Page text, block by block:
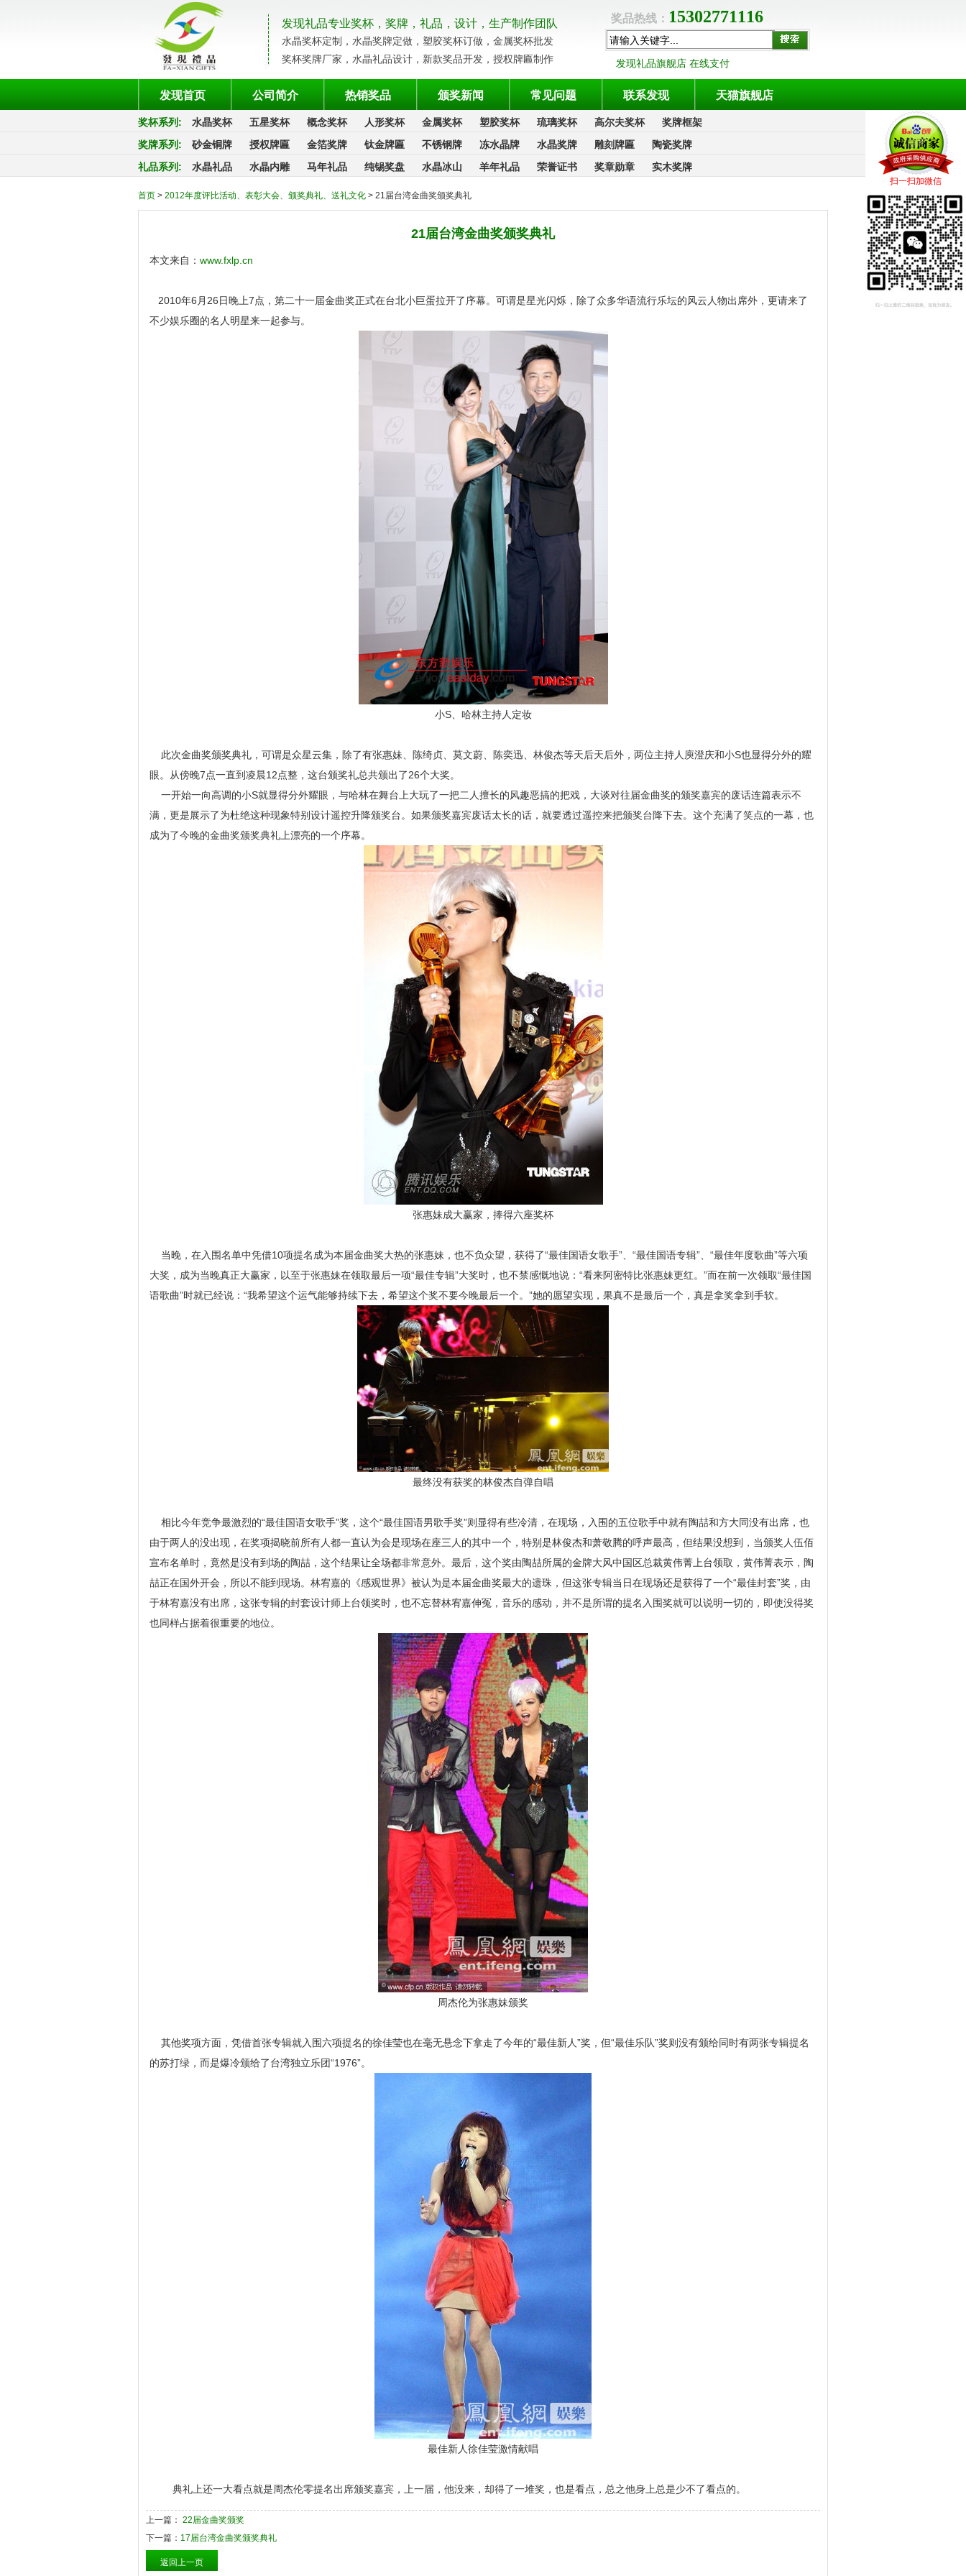
发现礼品专业奖杯，奖牌，礼品，设计，生产制作团队
水晶奖杯定制，水晶奖牌定做，塑胶奖杯订做，金属奖杯批发
奖杯奖牌厂家，水晶礼品设计，新款奖品开发，授权牌匾制作
发现礼品旗舰店 在线支付
奖品热线： 15302771116
发现首页 公司简介 热销奖品 颁奖新闻 常见问题 联系发现 天猫旗舰店
奖杯系列 : 水晶奖杯 五星奖杯 概念奖杯 人形奖杯 金属奖杯 塑胶奖杯 琉璃奖杯 高尔夫奖杯
奖牌框架
奖牌系列 : 砂金铜牌 授权牌匾 金箔奖牌 钛金牌匾 不锈钢牌 冻水晶牌 水晶奖牌 雕刻牌匾
陶瓷奖牌
礼品系列 : 水晶礼品 水晶内雕 马年礼品 纯锡奖盘 水晶冰山 羊年礼品 荣誉证书 奖章勋章 实木奖牌
首页 > 2012年度评比活动、表彰大会、颁奖典礼、送礼文化 > 21届台湾金曲奖颁奖典礼
21届台湾金曲奖颁奖典礼
本文来自： www.fxlp.cn
2010年6月26日晚上7点，第二十一届金曲奖正式在台北小巨蛋拉开了序幕。可谓是星光闪烁，除了众多华语流行乐坛的风云人物出席外，更请来了
不少娱乐圈的名人明星来一起参与。
小S、哈林主持人定妆
此次金曲奖颁奖典礼，可谓是众星云集，除了有张惠妹、陈绮贞、莫文蔚、陈奕迅、林俊杰等天后天后外，两位主持人庾澄庆和小S也显得分外的耀
眼。从傍晚7点一直到凌晨12点整，这台颁奖礼总共颁出了26个大奖。
一开始一向高调的小S就显得分外耀眼，与哈林在舞台上大玩了一把二人擅长的风趣恶搞的把戏，大谈对往届金曲奖的颁奖嘉宾的废话连篇表示不
满，更是展示了为杜绝这种现象特别设计遥控升降颁奖台。如果颁奖嘉宾废话太长的话，就要透过遥控来把颁奖台降下去。这个充满了笑点的一幕，也
成为了今晚的金曲奖颁奖典礼上漂亮的一个序幕。
张惠妹成大赢家，捧得六座奖杯
当晚，在入围名单中凭借10项提名成为本届金曲奖大热的张惠妹，也不负众望，获得了“最佳国语女歌手”、“最佳国语专辑”、“最佳年度歌曲”等六项
大奖，成为当晚真正大赢家，以至于张惠妹在领取最后一项“最佳专辑”大奖时，也不禁感慨地说：“看来阿密特比张惠妹更红。”而在前一次领取“最佳国
语歌曲”时就已经说：“我希望这个运气能够持续下去，希望这个奖不要今晚最后一个。”她的愿望实现，果真不是最后一个，真是拿奖拿到手软。
最终没有获奖的林俊杰自弹自唱
相比今年竞争最激烈的“最佳国语女歌手”奖，这个“最佳国语男歌手奖”则显得有些冷清，在现场，入围的五位歌手中就有陶喆和方大同没有出席，也
由于两人的没出现，在奖项揭晓前所有人都一直认为会是现场在座三人的其中一个，特别是林俊杰和萧敬腾的呼声最高，但结果没想到，当颁奖人伍佰
宣布名单时，竟然是没有到场的陶喆，这个结果让全场都非常意外。最后，这个奖由陶喆所属的金牌大风中国区总裁黄伟菁上台领取，黄伟菁表示，陶
喆正在国外开会，所以不能到现场。林宥嘉的《感观世界》被认为是本届金曲奖最大的遗珠，但这张专辑当日在现场还是获得了一个“最佳封套”奖，由
于林宥嘉没有出席，这张专辑的封套设计师上台领奖时，也不忘替林宥嘉伸冤，音乐的感动，并不是所谓的提名入围奖就可以说明一切的，即使没得奖
也同样占据着很重要的地位。
周杰伦为张惠妹颁奖
其他奖项方面，凭借首张专辑就入围六项提名的徐佳莹也在毫无悬念下拿走了今年的“最佳新人”奖，但“最佳乐队”奖则没有颁给同时有两张专辑提名
的苏打绿，而是爆冷颁给了台湾独立乐团“1976”。
最佳新人徐佳莹激情献唱
典礼上还一大看点就是周杰伦零提名出席颁奖嘉宾，上一届，他没来，却得了一堆奖，也是看点，总之他身上总是少不了看点的。
上一篇： 22届金曲奖颁奖
下一篇： 17届台湾金曲奖颁奖典礼
返回上一页
扫一扫加微信